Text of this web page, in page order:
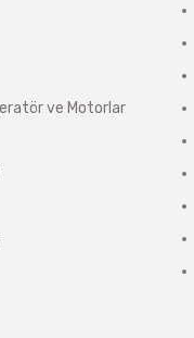
olarak yansıtılabilir.
olarak hesaplanmaktadır.
ve Motorlar